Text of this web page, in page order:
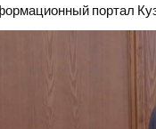
портал